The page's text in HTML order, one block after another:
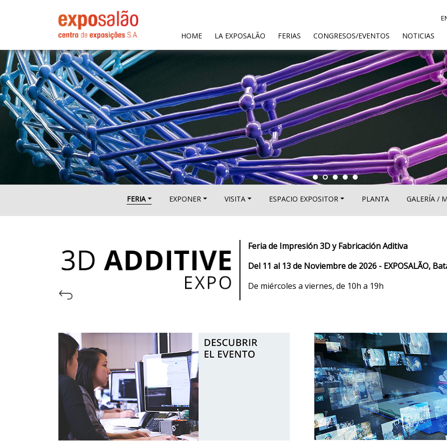
HOME(CURRENT)
LA EXPOSALÃO FERIAS CONGRESOS/EVENTOS NOTICIAS
FERIA EXPONER VISITA ESPACIO EXPOSITOR PLANTA GALERÍA /
Feria de Impresión 3D y Fabricación Aditiva
Del 11 al 13 de Noviembre de 2026 - EXPOSALÃO,
De miércoles a viernes, de 10h a 19h